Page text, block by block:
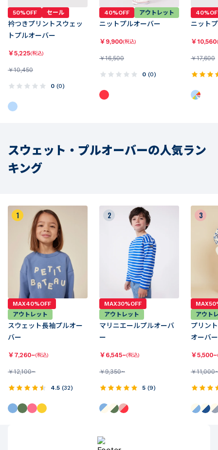
50%OFF セール
衿つきプリントスウェッ
トプルオーバー
￥5,225(税込)
￥10,450
0 (0)
40%OFF アウトレット
ニットプルオーバー
￥ 9,900(税込)
￥16,500
0 (0)
ニット
￥10,560
￥17,600
スウェット・プルオーバーの人気ラン
キング
1
MAX40%OFF
アウトレット
スウェット長袖プルオー
バー
￥ 7,260~(税込)
￥12,100~
4.5 (32)
2
MAX30%OFF
アウトレット
マリニエールプルオーバ
ー
￥ 6,545~(税込)
￥9,350~
5 (9)
3
アウト
プリン
オーバー
￥5,500~
￥